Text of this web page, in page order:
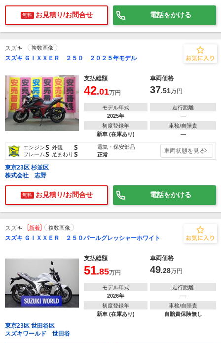
無料 お見積り/お問合せ 電話をかける
スズキ 複数画像
スズキ ＧＩＸＸＥＲ ２５０ ２０２５年モデル
支払総額 車両価格
42.01万円 37.51万円
モデル年式
2025年
走行距離
―
初度登録年
新車 (在庫あり)
車検/自賠責
―
エンジンS 外観 S
フレームS 足まわり S
電気・保安部品
正常
車両状態を見る
東京23区 杉並区
株式会社 志野
無料 お見積り/お問合せ 電話をかける
スズキ 新着 複数画像
スズキ ＧＩＸＸＥＲ ２５０パールグレッシャーホワイト
支払総額 車両価格
51.85万円 49.28万円
モデル年式
2026年
走行距離
―
初度登録年
新車 (在庫あり)
車検/自賠責
自賠責保険無し
東京23区 世田谷区
スズキワールド 世田谷